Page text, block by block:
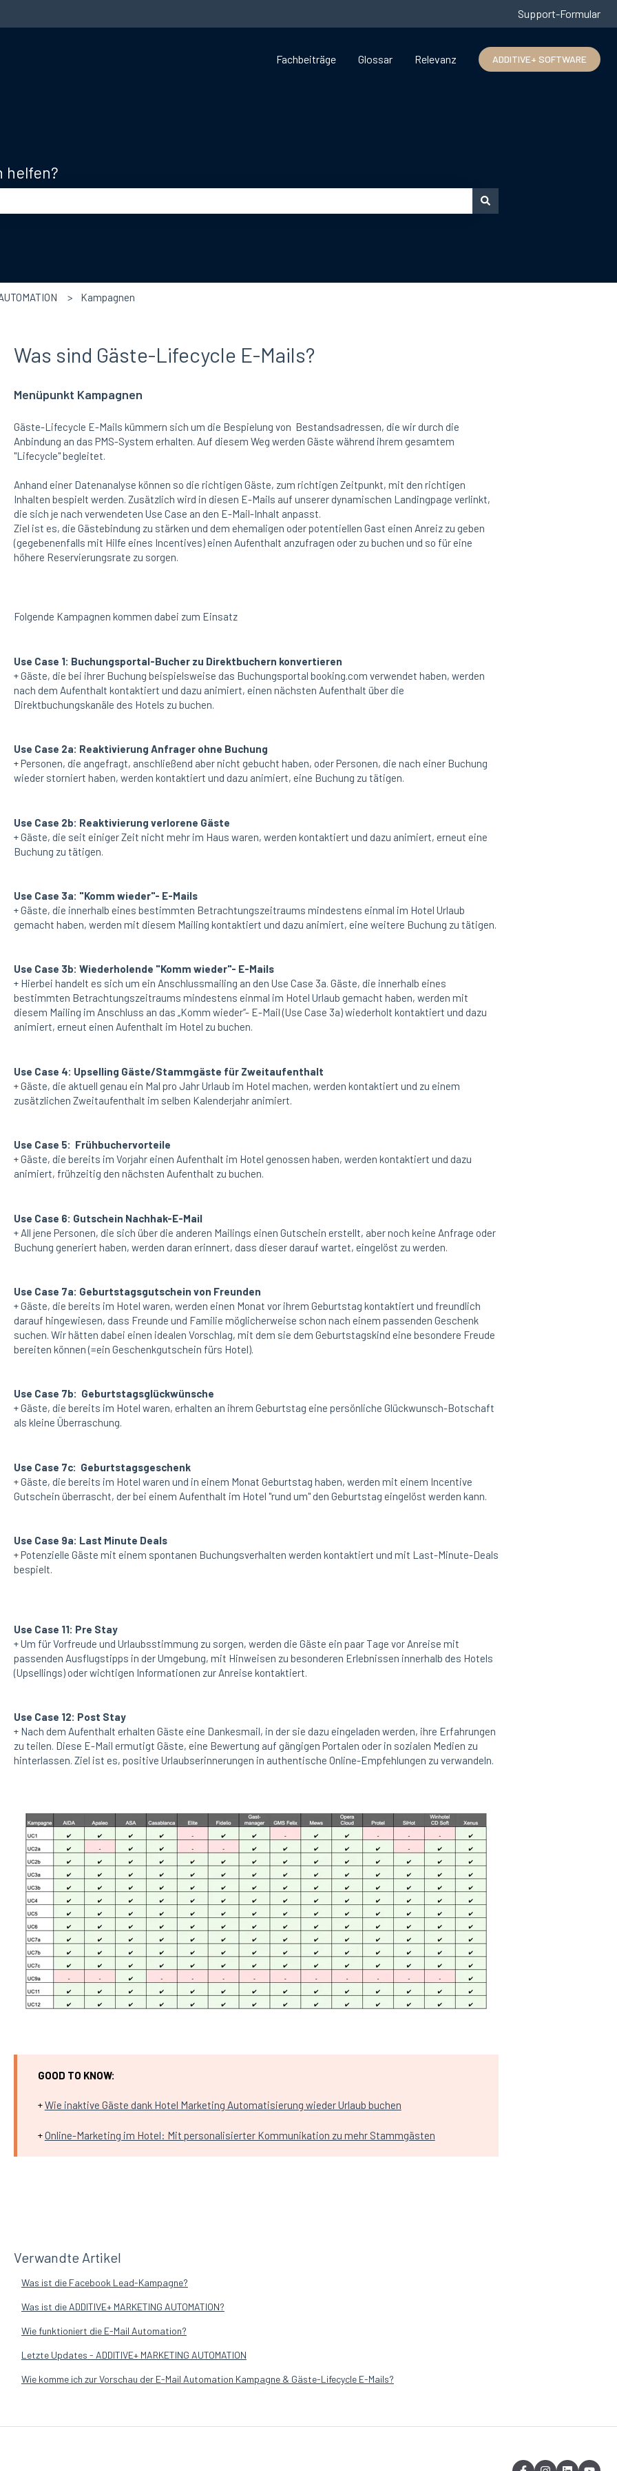
Support-Formular
Fachbeiträge Glossar Relevanz ADDITIVE+ SOFTWARE
helfen?
Kampagnen
Was sind Gäste-Lifecycle E-Mails?
Menüpunkt Kampagnen
Gäste-Lifecycle E-Mails kümmern sich um die Bespielung von Bestandsadressen, die wir durch die
Anbindung an das PMS-System erhalten. Auf diesem Weg werden Gäste während ihrem gesamtem
"Lifecycle" begleitet.
Anhand einer Datenanalyse können so die richtigen Gäste, zum richtigen Zeitpunkt, mit den richtigen
Inhalten bespielt werden. Zusätzlich wird in diesen E-Mails auf unserer dynamischen Landingpage verlinkt,
die sich je nach verwendeten Use Case an den E-Mail-Inhalt anpasst.
Ziel ist es, die Gästebindung zu stärken und dem ehemaligen oder potentiellen Gast einen Anreiz zu geben
(gegebenenfalls mit Hilfe eines Incentives) einen Aufenthalt anzufragen oder zu buchen und so für eine
höhere Reservierungsrate zu sorgen.
Folgende Kampagnen kommen dabei zum Einsatz
Use Case 1: Buchungsportal-Bucher zu Direktbuchern konvertieren
+ Gäste, die bei ihrer Buchung beispielsweise das Buchungsportal booking.com verwendet haben, werden
nach dem Aufenthalt kontaktiert und dazu animiert, einen nächsten Aufenthalt über die
Direktbuchungskanäle des Hotels zu buchen.
Use Case 2a: Reaktivierung Anfrager ohne Buchung
+ Personen, die angefragt, anschließend aber nicht gebucht haben, oder Personen, die nach einer Buchung
wieder storniert haben, werden kontaktiert und dazu animiert, eine Buchung zu tätigen.
Use Case 2b: Reaktivierung verlorene Gäste
+ Gäste, die seit einiger Zeit nicht mehr im Haus waren, werden kontaktiert und dazu animiert, erneut eine
Buchung zu tätigen.
Use Case 3a: "Komm wieder"- E-Mails
+ Gäste, die innerhalb eines bestimmten Betrachtungszeitraums mindestens einmal im Hotel Urlaub
gemacht haben, werden mit diesem Mailing kontaktiert und dazu animiert, eine weitere Buchung zu tätigen.
Use Case 3b: Wiederholende "Komm wieder"- E-Mails
+ Hierbei handelt es sich um ein Anschlussmailing an den Use Case 3a. Gäste, die innerhalb eines
bestimmten Betrachtungszeitraums mindestens einmal im Hotel Urlaub gemacht haben, werden mit
diesem Mailing im Anschluss an das „Komm wieder“- E-Mail (Use Case 3a) wiederholt kontaktiert und dazu
animiert, erneut einen Aufenthalt im Hotel zu buchen.
Use Case 4: Upselling Gäste/Stammgäste für Zweitaufenthalt
+ Gäste, die aktuell genau ein Mal pro Jahr Urlaub im Hotel machen, werden kontaktiert und zu einem
zusätzlichen Zweitaufenthalt im selben Kalenderjahr animiert.
Use Case 5: Frühbuchervorteile
+ Gäste, die bereits im Vorjahr einen Aufenthalt im Hotel genossen haben, werden kontaktiert und dazu
animiert, frühzeitig den nächsten Aufenthalt zu buchen.
Use Case 6: Gutschein Nachhak-E-Mail
+ All jene Personen, die sich über die anderen Mailings einen Gutschein erstellt, aber noch keine Anfrage oder
Buchung generiert haben, werden daran erinnert, dass dieser darauf wartet, eingelöst zu werden.
Use Case 7a: Geburtstagsgutschein von Freunden
+ Gäste, die bereits im Hotel waren, werden einen Monat vor ihrem Geburtstag kontaktiert und freundlich
darauf hingewiesen, dass Freunde und Familie möglicherweise schon nach einem passenden Geschenk
suchen. Wir hätten dabei einen idealen Vorschlag, mit dem sie dem Geburtstagskind eine besondere Freude
bereiten können (=ein Geschenkgutschein fürs Hotel).
Use Case 7b: Geburtstagsglückwünsche
+ Gäste, die bereits im Hotel waren, erhalten an ihrem Geburtstag eine persönliche Glückwunsch-Botschaft
als kleine Überraschung.
Use Case 7c: Geburtstagsgeschenk
+ Gäste, die bereits im Hotel waren und in einem Monat Geburtstag haben, werden mit einem Incentive
Gutschein überrascht, der bei einem Aufenthalt im Hotel "rund um" den Geburtstag eingelöst werden kann.
Use Case 9a: Last Minute Deals
+ Potenzielle Gäste mit einem spontanen Buchungsverhalten werden kontaktiert und mit Last-Minute-Deals
bespielt.
Use Case 11: Pre Stay
+ Um für Vorfreude und Urlaubsstimmung zu sorgen, werden die Gäste ein paar Tage vor Anreise mit
passenden Ausflugstipps in der Umgebung, mit Hinweisen zu besonderen Erlebnissen innerhalb des Hotels
(Upsellings) oder wichtigen Informationen zur Anreise kontaktiert.
Use Case 12: Post Stay
+ Nach dem Aufenthalt erhalten Gäste eine Dankesmail, in der sie dazu eingeladen werden, ihre Erfahrungen
zu teilen. Diese E-Mail ermutigt Gäste, eine Bewertung auf gängigen Portalen oder in sozialen Medien zu
hinterlassen. Ziel ist es, positive Urlaubserinnerungen in authentische Online-Empfehlungen zu verwandeln.
GOOD TO KNOW:
+Wie inaktive Gäste dank Hotel Marketing Automatisierung wieder Urlaub buchen
+Online-Marketing im Hotel: Mit personalisierter Kommunikation zu mehr Stammgästen
Verwandte Artikel
Was ist die Facebook Lead-Kampagne?
Was ist die ADDITIVE+ MARKETING AUTOMATION?
Wie funktioniert die E-Mail Automation?
Letzte Updates - ADDITIVE+ MARKETING AUTOMATION
Wie komme ich zur Vorschau der E-Mail Automation Kampagne & Gäste-Lifecycle E-Mails?